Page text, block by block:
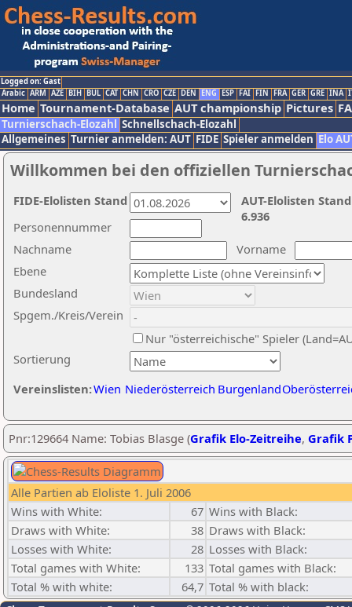
Logged on: Gast
Arabic ARM AZE BIH BUL CAT CHN CRO CZE DEN ENG ESP FAI FIN FRA GER GRE INA
Home Tournament-Database AUT championship Pictures
Turnierschach-Elozahl Schnellschach-Elozahl
Allgemeines Turnier anmelden: AUT FIDE Spieler anmelden Elo
Willkommen bei den offiziellen
Nachname
Vorname
Ebene
Sortierung
Personennummer
Bundesland
Spgem./Kreis/Verein
Nur "österreichische" Spieler
Vereinslisten:Wien Niederösterreich Burgenland
AUT-Elolisten
6.936
FIDE-Elolisten Stand
Pnr:129664 Name: Tobias Blasge (Grafik Elo-Zeitreihe, Grafik
Alle Partien ab Eloliste 1. Juli 2006
Wins with White:
67 Wins with Black:
Draws with White:
38 Draws with Black:
Losses with White:
28 Losses with Black:
Total games with White:
133 Total games with Black:
Total % with white:
64,7 Total % with black: